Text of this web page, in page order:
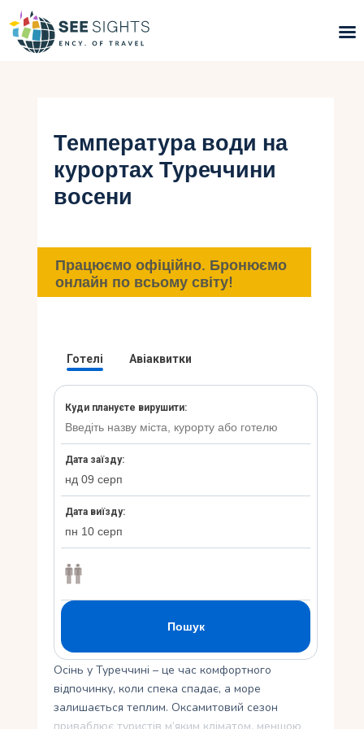
Гарячі тури
Типи Турів
Країни
Інфо
Блог
Температура води на
курортах Туреччини
восени
Працюємо офіційно. Бронюємо
онлайн по всьому світу!
Осінь у Туреччині – це час комфортного
відпочинку, коли спека спадає, а море
залишається теплим. Оксамитовий сезон